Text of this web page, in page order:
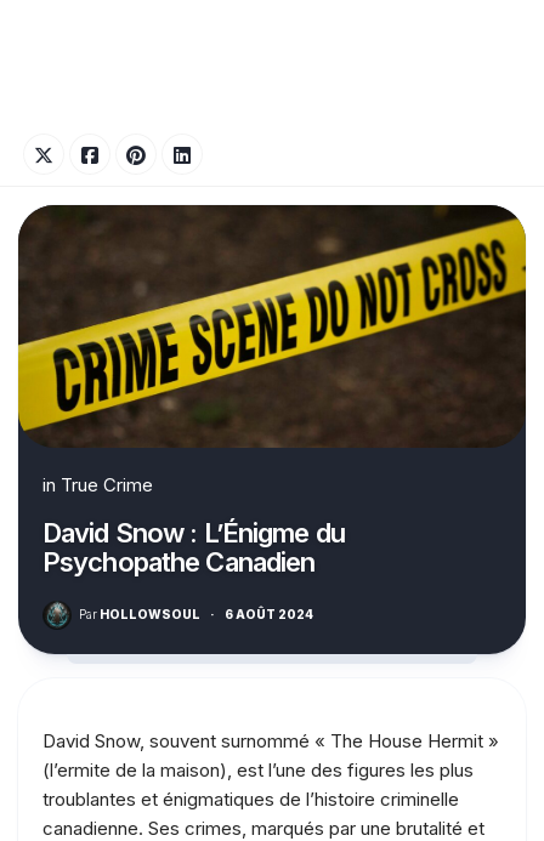
in True Crime
David Snow : L’Énigme du
Psychopathe Canadien
Par HOLLOWSOUL · 6 AOÛT 2024
David Snow, souvent surnommé « The House Hermit »
(l’ermite de la maison), est l’une des figures les plus
troublantes et énigmatiques de l’histoire criminelle
canadienne. Ses crimes, marqués par une brutalité et